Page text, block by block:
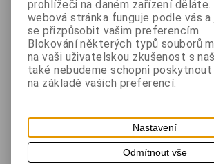
Katalogové číslo: CUTTER-TX400-DG
Záruka (měsíců):24
Dostupnost:Skladem
Dotaz na výrobek
Tisk
Odlepovač štítků pro tiskárny řady
Podrobný popis
prohlížeči na daném zařízení
webová stránka funguje podle vás a
se přizpůsobit vašim preferencím.
Blokování některých typů souborů
na vaši uživatelskou zkušenost s
také nebudeme schopni poskytnout
na základě vašich preferencí.
Nastavení
Odmítnout vše